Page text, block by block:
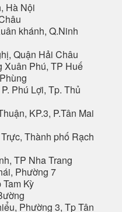
Hà Nội
khánh, Q.Ninh
Quận Hải Châu
Xuân Phú, TP Huế
Phú Lợi, Tp. Thủ
KP.3, P.Tân Mai
Thành phố Rạch
TP Nha Trang
Phường 7
Kỳ
Phường 3, Tp Tân